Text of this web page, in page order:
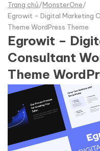
Trang chủ/MonsterOne/
Egrowit - Digital Marketing
Theme WordPress Theme
Egrowit –
Consultant
Theme